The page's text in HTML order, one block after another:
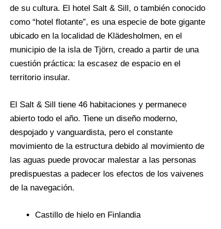
de su cultura. El hotel Salt & Sill, o también conocido
como “hotel flotante”, es una especie de bote gigante
ubicado en la localidad de Klädesholmen, en el
municipio de la isla de Tjörn, creado a partir de una
cuestión práctica: la escasez de espacio en el
territorio insular.
El Salt & Sill tiene 46 habitaciones y permanece
abierto todo el año. Tiene un diseño moderno,
despojado y vanguardista, pero el constante
movimiento de la estructura debido al movimiento de
las aguas puede provocar malestar a las personas
predispuestas a padecer los efectos de los vaivenes
de la navegación.
Castillo de hielo en Finlandia